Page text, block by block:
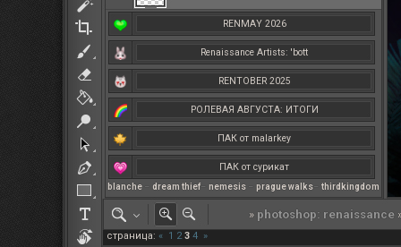
RENMAY 2026
Renaissance Artists: 'bott
RENTOBER 2025
РОЛЕВАЯ АВГУСТА: ИТОГИ
ПАК от malarkey
ПАК от сурикат
РЕНМАЙ
РОЛЕВАЯ МАРТА: ИТОГИ
blanche – dream thief– nemesis – prague walks– thirdkingdom
» photoshop: renaissance
страница: « 1 2 3 4 »